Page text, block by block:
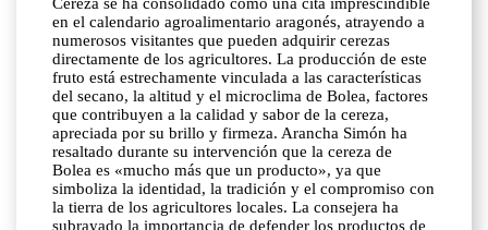
en el calendario agroalimentario aragonés, atrayendo a
numerosos visitantes que pueden adquirir cerezas
directamente de los agricultores. La producción de este
fruto está estrechamente vinculada a las características
del secano, la altitud y el microclima de Bolea, factores
que contribuyen a la calidad y sabor de la cereza,
apreciada por su brillo y firmeza. Arancha Simón ha
resaltado durante su intervención que la cereza de
Bolea es «mucho más que un producto», ya que
simboliza la identidad, la tradición y el compromiso con
la tierra de los agricultores locales. La consejera ha
subrayado la importancia de defender los productos de